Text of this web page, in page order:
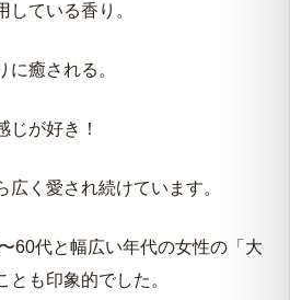
ている香り。
癒される。
じが好き！
広く愛され続けています。
60代と幅広い年代の女性の「大
も印象的でした。